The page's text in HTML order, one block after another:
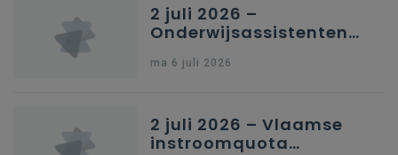
2 juli 2026 –
Onderwijsassistenten
kleuteronderwijs
ma 6 juli 2026
2 juli 2026 – Vlaamse
instroomquota